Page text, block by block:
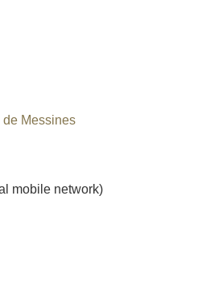
Messines
mobile network)